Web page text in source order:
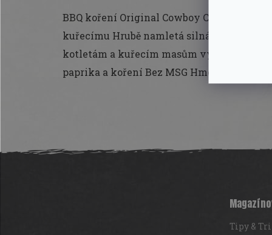
BBQ koření Original Cowboy Cattleman´s
kuřecímu Hrubě namletá silná káva,
kotletám a kuřecím masům výraznou
paprika a koření Bez MSG Hmotnost 297g
á
Tipy &